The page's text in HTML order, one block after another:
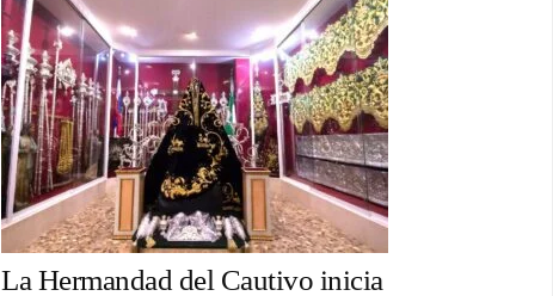
La Hermandad del Cautivo inicia